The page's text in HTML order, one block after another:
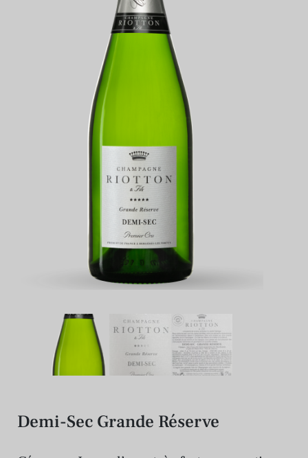
Demi-Sec Grande Réserve